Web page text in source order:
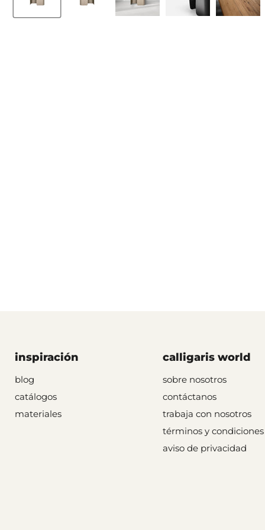
inspiración
blog
catálogos
materiales
calligaris world
sobre nosotros
contáctanos
trabaja con nosotros
términos y condiciones
aviso de privacidad